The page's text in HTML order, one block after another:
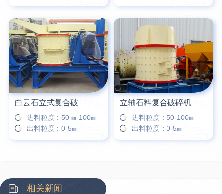
白云石立式复合破
进料粒度：50㎜-100㎜
出料粒度：0-5㎜
立轴石料复合破碎机
进料粒度：50-100㎜
出料粒度：0-5㎜
相关新闻